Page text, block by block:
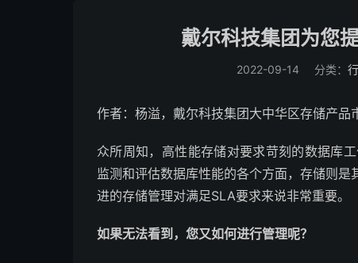
戴尔科技集团为您
2022-09-14 分类：
作者：杨溢，戴尔科技集团大中华区存储产
众所周知，高性能存储对要求苛刻的数据库
监测和评估数据库性能的各个方面，存储则
进的存储管理对满足SLA要求来说非常重要。
如果无法看到，您又如何进行管理呢？